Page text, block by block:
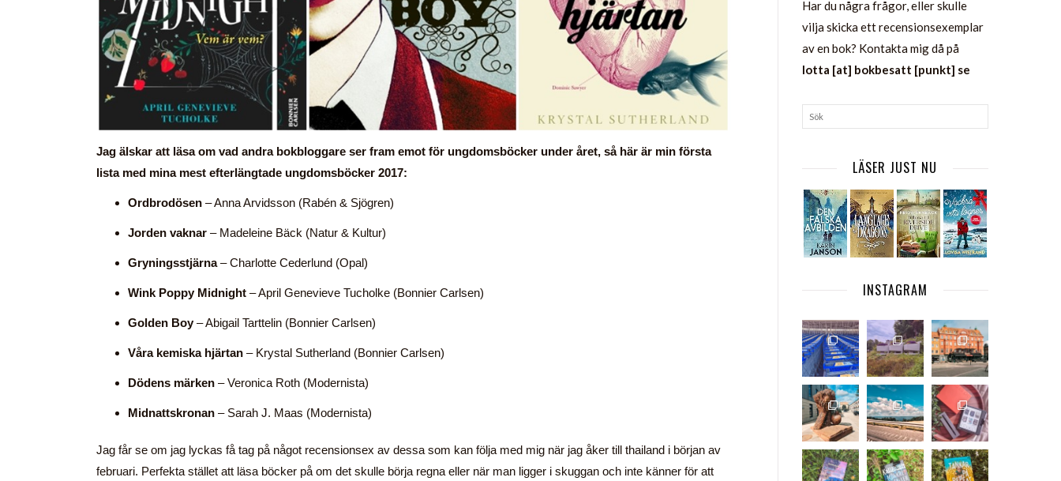
Jag älskar att läsa om vad andra bokbloggare ser fram emot för ungdomsböcker under året, så här är min första
lista med mina mest efterlängtade ungdomsböcker 2017:
Ordbrodösen – Anna Arvidsson (Rabén & Sjögren)
Jorden vaknar – Madeleine Bäck (Natur & Kultur)
Gryningsstjärna– Charlotte Cederlund (Opal)
Wink Poppy Midnight – April Genevieve Tucholke (Bonnier Carlsen)
Golden Boy– Abigail Tarttelin (Bonnier Carlsen)
Våra kemiska hjärtan – Krystal Sutherland (Bonnier Carlsen)
Dödens märken – Veronica Roth (Modernista)
Midnattskronan – Sarah J. Maas (Modernista)
Jag får se om jag lyckas få tag på något recensionsex av dessa som kan följa med mig när jag åker till thailand i början av
februari. Perfekta stället att läsa böcker på om det skulle börja regna eller när man ligger i skuggan och inte känner för att
Har du några frågor, eller skulle
vilja skicka ett recensionsexemplar
av en bok? Kontakta mig då på
lotta [at] bokbesatt [punkt] se
LÄSER JUST NU
INSTAGRAM